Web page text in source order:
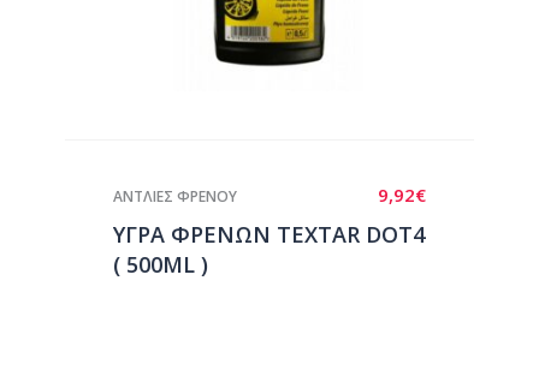
9,92€
ΑΝΤΛΙΕΣ ΦΡΕΝΟΥ
ΥΓΡΑ ΦΡΕΝΩΝ TEXTAR DOT4
( 500ML )